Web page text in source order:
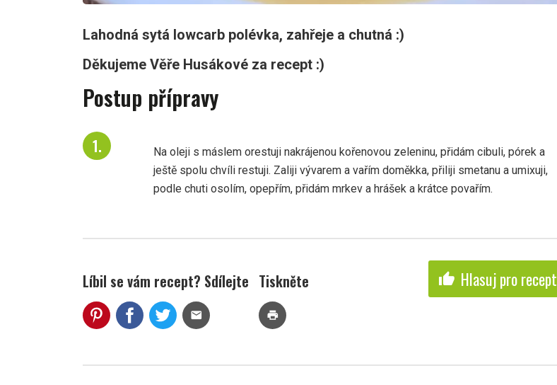
Lahodná sytá lowcarb polévka, zahřeje a chutná :)
Děkujeme Věře Husákové za recept :)
Postup přípravy
Na oleji s máslem orestuji nakrájenou kořenovou zeleninu, přidám cibuli, pórek a
ještě spolu chvíli restuji. Zaliji vývarem a vařím doměkka, přiliji smetanu a umixuji,
podle chuti osolím, opepřím, přidám mrkev a hrášek a krátce povařím.
Líbil se vám recept? Sdílejte
mail
Tiskněte
print
thumb_up Hlasuj pro recept